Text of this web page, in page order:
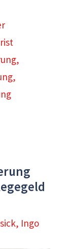
,
,
, Ingo